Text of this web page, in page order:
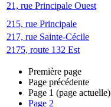
21, rue Principale Ouest
215, rue Principale
217, rue Sainte-Cécile
2175, route 132 Est
Première page
Page précédente
Page 1 (page actuelle)
Page 2